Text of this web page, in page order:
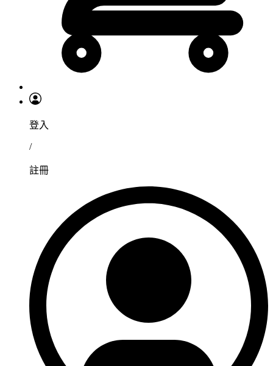
登入
/
註冊